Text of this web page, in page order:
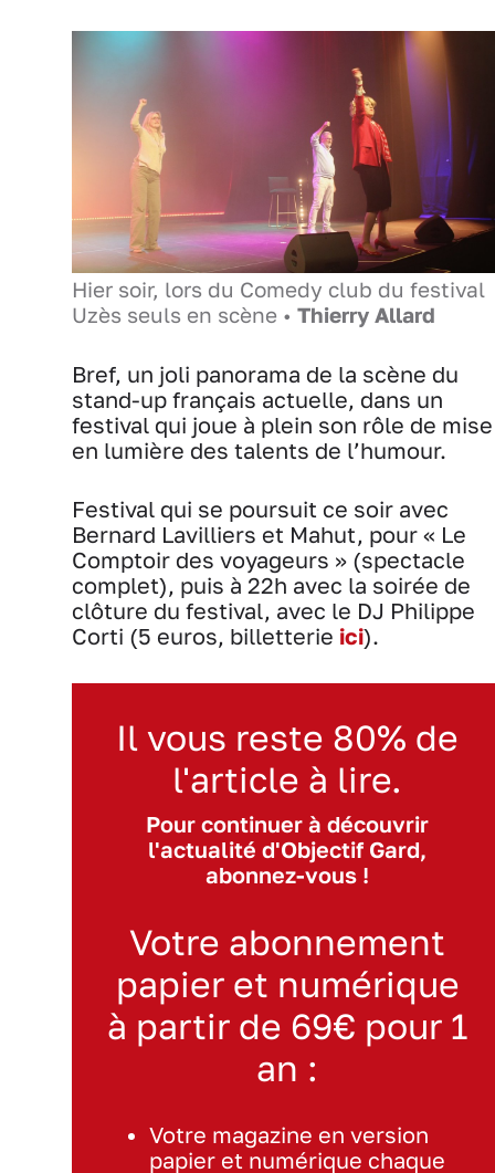
Hier soir, lors du Comedy club du festival
Uzès seuls en scène • Thierry Allard
Bref, un joli panorama de la scène du
stand-up français actuelle, dans un
festival qui joue à plein son rôle de mise
en lumière des talents de l’humour.
Festival qui se poursuit ce soir avec
Bernard Lavilliers et Mahut, pour « Le
Comptoir des voyageurs » (spectacle
complet), puis à 22h avec la soirée de
clôture du festival, avec le DJ Philippe
Corti (5 euros, billetterie ici).
Il vous reste 80% de
l'article à lire.
Pour continuer à découvrir
l'actualité d'Objectif Gard,
abonnez-vous !
Votre abonnement
papier et numérique
à partir de 69€ pour 1
an :
Votre magazine en version
papier et numérique chaque